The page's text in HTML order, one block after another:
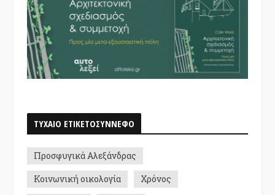
ΤΥΧΑΙΟ ΕΤΙΚΕΤΟΣΥΝΝΕΦΟ
Προσφυγικά Αλεξάνδρας
Κοινωνική οικολογία
Χρόνος